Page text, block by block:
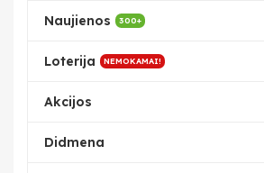
Naujienos 300+
Loterija NEMOKAMAI!
Akcijos
Didmena